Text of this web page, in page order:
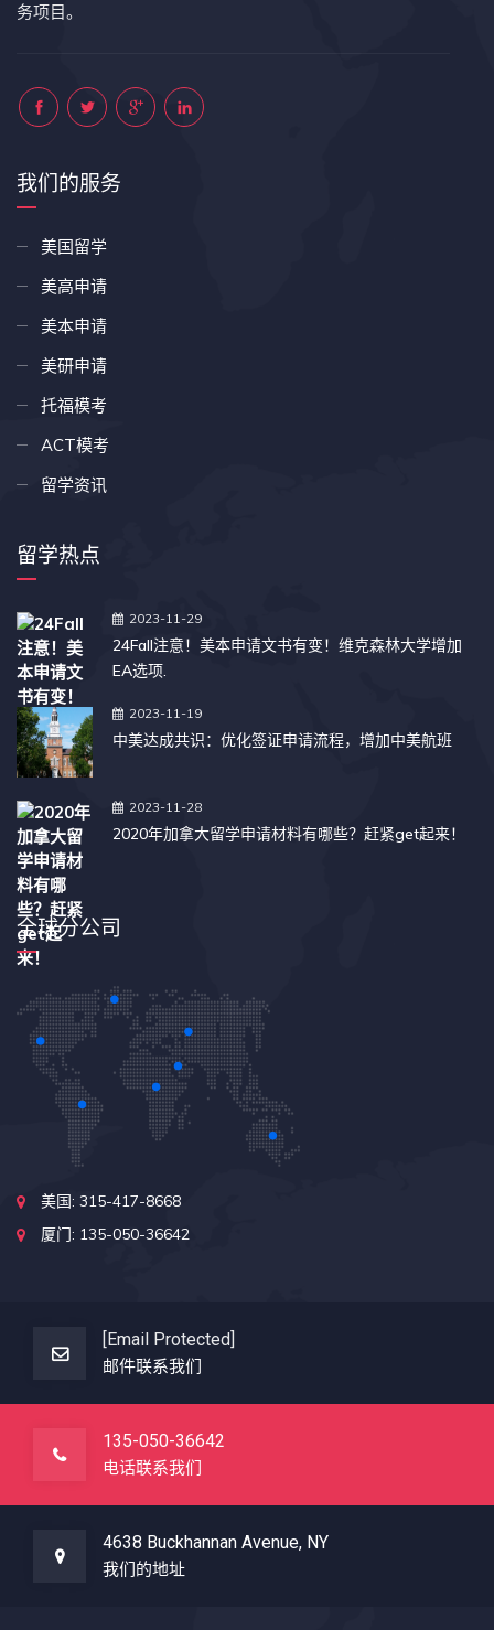
务项目。
我们的服务
美国留学
美高申请
美本申请
美研申请
托福模考
ACT模考
留学资讯
留学热点
2023-11-29
24Fall注意！美本申请文书有变！维克森林大学增加
EA选项.
2023-11-19
中美达成共识：优化签证申请流程，增加中美航班
2023-11-28
2020年加拿大留学申请材料有哪些？赶紧get起来！
全球分公司
美国: 315-417-8668
厦门: 135-050-36642
[email Protected]
邮件联系我们
135-050-36642
电话联系我们
4638 Buckhannan Avenue, NY
我们的地址